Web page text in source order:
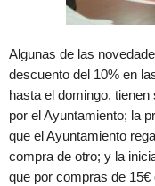
Algunas de las
descuento del 10% en
hasta el domingo,
por el Ayuntamiento; la
que el Ayuntamiento
compra de otro; y la
que por compras de